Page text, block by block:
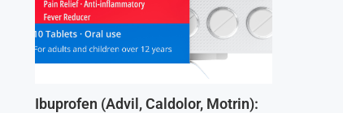
Ibuprofen (Advil, Caldolor, Motrin):